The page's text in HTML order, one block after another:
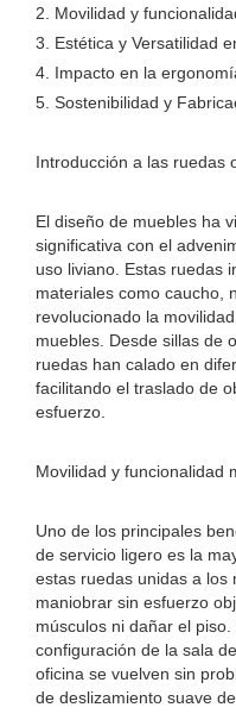
2. Movilidad y
3. Estética y Versatilidad
4. Impacto en la
5. Sostenibilidad y
Introducción a las ruedas
El diseño de muebles ha
significativa con el
uso liviano. Estas ruedas
materiales como caucho,
revolucionado la
muebles. Desde sillas de
ruedas han calado en
facilitando el traslado de
esfuerzo.
Movilidad y funcionalidad
Uno de los principales
de servicio ligero es la
estas ruedas unidas a los
maniobrar sin esfuerzo
músculos ni dañar el
configuración de la sala
oficina se vuelven sin
de deslizamiento suave